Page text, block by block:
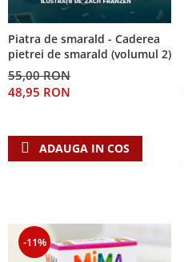
Piatra de smarald - Caderea
pietrei de smarald (volumul 2)
55,00 RON
48,95 RON
ADAUGA IN COS
-11%